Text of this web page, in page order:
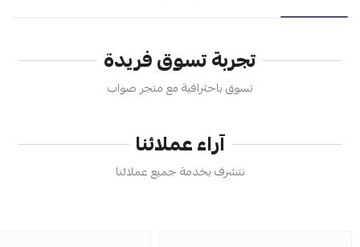
تجربة تسوق فريدة
تسوق باحترافية مع متجر صواب
آراء عملائنا
نتشرف بخدمة جميع عملائنا